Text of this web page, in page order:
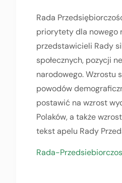
Rada
priorytety dla nowego
przedstawicieli Rady
społecznych, pozycji
narodowego. Wzrostu
powodów
postawić na wzrost
Polaków, a także
tekst apelu Rady
Rada-